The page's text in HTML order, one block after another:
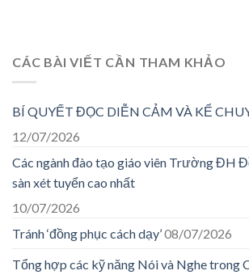
CÁC BÀI VIẾT CẦN THAM KHẢO
BÍ QUYẾT ĐỌC DIỄN CẢM VÀ KỂ
12/07/2026
Các ngành đào tạo giáo viên Trường ĐH
sàn xét tuyển cao nhất
10/07/2026
Tránh ‘đồng phục cách dạy’08/07/2026
Tổng hợp các kỹ năng Nói và Nghe trong